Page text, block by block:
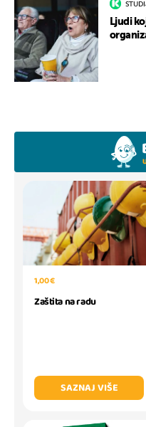
Ljudi
1,00 €
Zaštita na radu
SAZNAJ VIŠE